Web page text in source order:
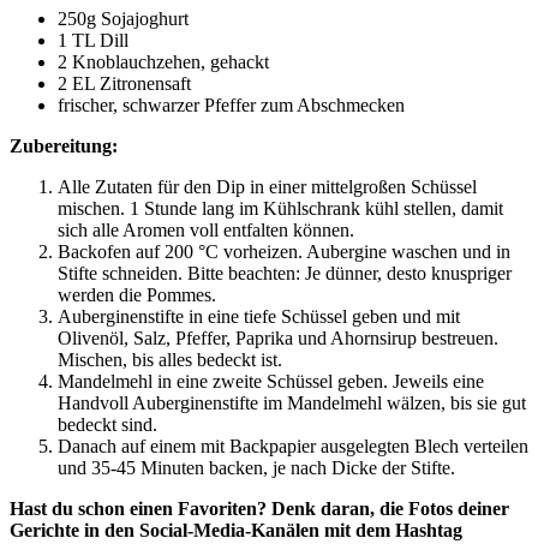
250g Sojajoghurt
1 TL Dill
2 Knoblauchzehen, gehackt
2 EL Zitronensaft
frischer, schwarzer Pfeffer zum Abschmecken
Zubereitung:
Alle Zutaten für den Dip in einer mittelgroßen Schüssel
mischen. 1 Stunde lang im Kühlschrank kühl stellen, damit
sich alle Aromen voll entfalten können.
Backofen auf 200 °C vorheizen. Aubergine waschen und in
Stifte schneiden. Bitte beachten: Je dünner, desto knuspriger
werden die Pommes.
Auberginenstifte in eine tiefe Schüssel geben und mit
Olivenöl, Salz, Pfeffer, Paprika und Ahornsirup bestreuen.
Mischen, bis alles bedeckt ist.
Mandelmehl in eine zweite Schüssel geben. Jeweils eine
Handvoll Auberginenstifte im Mandelmehl wälzen, bis sie gut
bedeckt sind.
Danach auf einem mit Backpapier ausgelegten Blech verteilen
und 35-45 Minuten backen, je nach Dicke der Stifte.
Hast du schon einen Favoriten? Denk daran, die Fotos deiner
Gerichte in den Social-Media-Kanälen mit dem Hashtag